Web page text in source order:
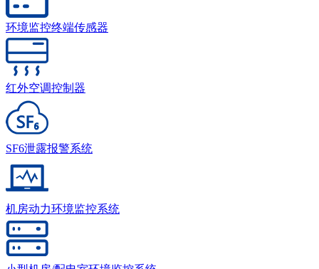
环境监控终端传感器
红外空调控制器
SF6泄露报警系统
机房动力环境监控系统